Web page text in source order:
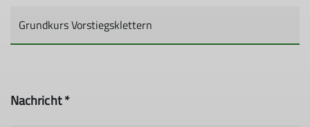
Nachricht *